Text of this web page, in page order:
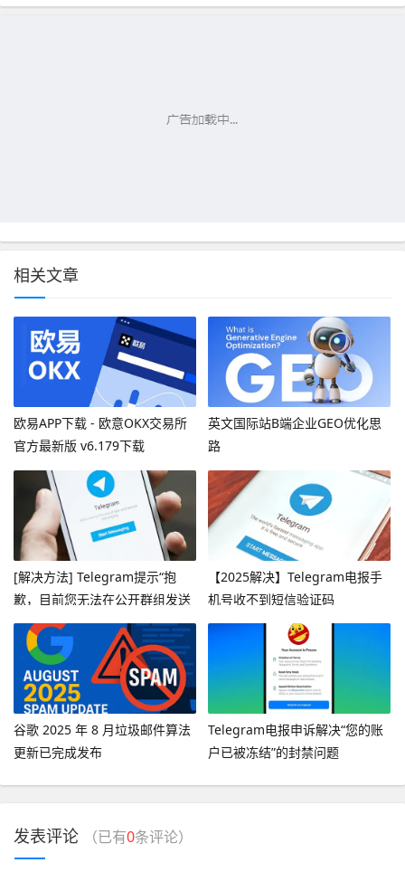
相关文章
欧易APP下载 - 欧意OKX交易所
官方最新版 v6.179下载
英文国际站B端企业GEO优化思
路
[解决方法] Telegram提示“抱
歉，目前您无法在公开群组发送
消息”
【2025解决】Telegram电报手
机号收不到短信验证码
谷歌 2025 年 8 月垃圾邮件算法
更新已完成发布
Telegram电报申诉解决“您的账
户已被冻结”的封禁问题
发表评论 （已有0条评论）